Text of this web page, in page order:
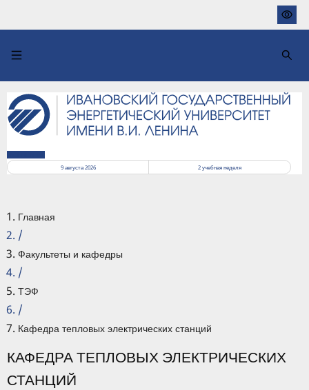
основному
9 августа 2026
2учебная неделя
Главная
/
Факультеты и кафедры
/
ТЭФ
/
Кафедра тепловых электрических станций
КАФЕДРА ТЕПЛОВЫХ ЭЛЕКТРИЧЕСКИХ
СТАНЦИЙ